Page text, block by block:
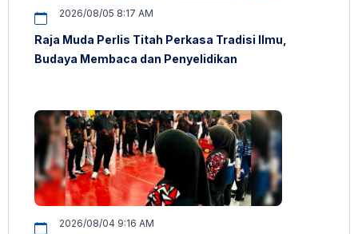
2026/08/05 8:17 AM
Raja Muda Perlis Titah Perkasa Tradisi Ilmu,
Budaya Membaca dan Penyelidikan
2026/08/04 9:16 AM